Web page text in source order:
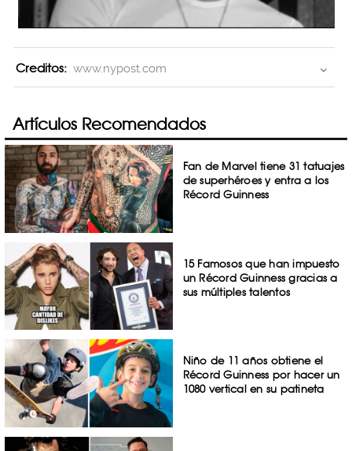
Creditos: www.nypost.com
Artículos Recomendados
Fan de Marvel tiene 31 tatuajes
de superhéroes y entra a los
Récord Guinness
15 Famosos que han impuesto
un Récord Guinness gracias a
sus múltiples talentos
Niño de 11 años obtiene el
Récord Guinness por hacer un
1080 vertical en su patineta